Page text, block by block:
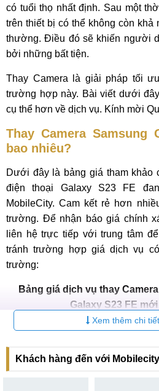
có tuổi thọ nhất định. Sau một
trên thiết bị có thể không còn khả
thường. Điều đó sẽ khiến người
bởi những bất tiện.
Thay Camera là giải pháp tối
trường hợp này. Bài viết dưới
cụ thể hơn về dịch vụ. Kính mời
Thay Camera Samsung
bao nhiêu?
Dưới đây là bảng giá tham khảo
điện thoại Galaxy S23 FE
MobileCity. Cam kết rẻ hơn
trường. Để nhận báo giá chính
liên hệ trực tiếp với trung tâm
tránh trường hợp giá dịch vụ
trường:
Bảng giá dịch vụ thay
Galaxy S23 FE
1
Thay Camera trước
Xem thêm chi
Khách hàng đến với Mobilecity